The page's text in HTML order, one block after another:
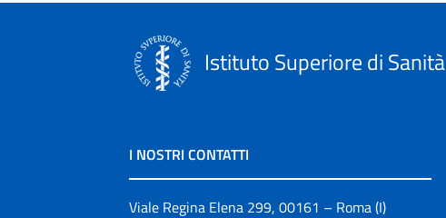
Istituto Superiore di Sanità
I NOSTRI CONTATTI
Viale Regina Elena 299, 00161 – Roma (I)